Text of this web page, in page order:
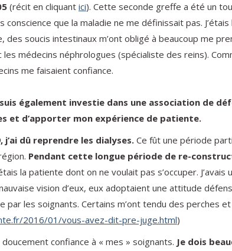
(récit en cliquant ici). Cette seconde greffe a été un
conscience que la maladie ne me définissait pas.
soucis intestinaux m’ont obligé à beaucoup me
médecins néphrologues (spécialiste des reins).
me faisaient confiance.
également investie dans une association de
et d’apporter mon expérience de patiente.
dû reprendre les dialyses. Ce fût une période
Pendant cette longue période de re-
la patiente dont on ne voulait pas s’occuper.
vision d’eux, eux adoptaient une attitude
par les soignants. Certains m’ont tendu des perches
2016/01/vous-avez-dit-pre-juge.html)
confiance à « mes » soignants. Je dois